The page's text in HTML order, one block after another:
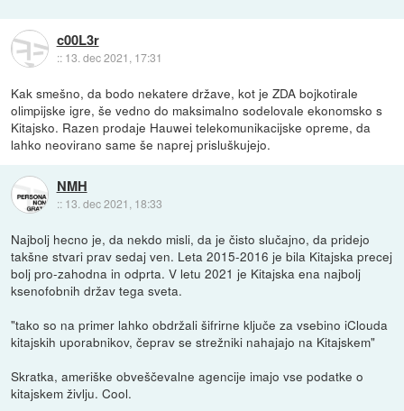
c00L3r
:: 13. dec 2021, 17:31
Kak smešno, da bodo nekatere države, kot je ZDA bojkotirale
olimpijske igre, še vedno do maksimalno sodelovale ekonomsko s
Kitajsko. Razen prodaje Hauwei telekomunikacijske opreme, da
lahko neovirano same še naprej prisluškujejo.
NMH
:: 13. dec 2021, 18:33
Najbolj hecno je, da nekdo misli, da je čisto slučajno, da pridejo
takšne stvari prav sedaj ven. Leta 2015-2016 je bila Kitajska precej
bolj pro-zahodna in odprta. V letu 2021 je Kitajska ena najbolj
ksenofobnih držav tega sveta.
"tako so na primer lahko obdržali šifrirne ključe za vsebino iClouda
kitajskih uporabnikov, čeprav se strežniki nahajajo na Kitajskem"
Skratka, ameriške obveščevalne agencije imajo vse podatke o
kitajskem življu. Cool.